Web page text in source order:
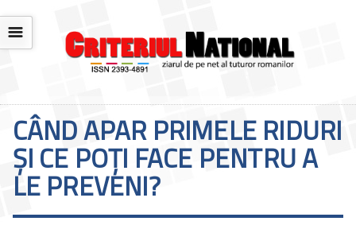
☰
CÂND APAR PRIMELE RIDURI
ȘI CE POȚI FACE PENTRU A
LE PREVENI?